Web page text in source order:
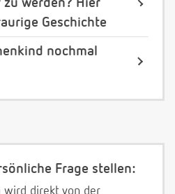
werden? Hier
Geschichte
nochmal
Frage stellen: